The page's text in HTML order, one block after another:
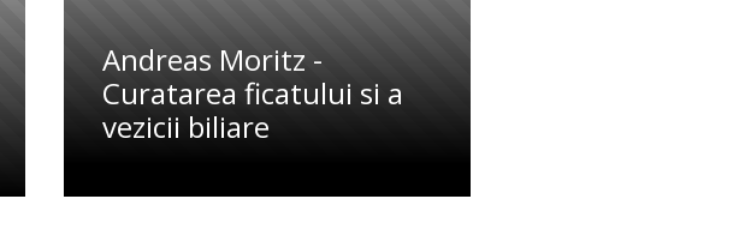
Andreas Moritz -
Curatarea ficatului si a
vezicii biliare